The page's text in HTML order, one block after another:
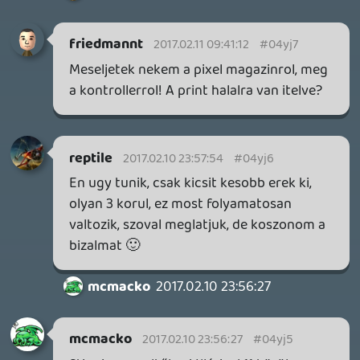
A Beast of Reincarnation premier árnyékában ezúttal
inkább a Premium előfizetők könyvtára növekedik majd
a következő néhány napban.
7
5 napja
IAN LIVINGSTONE - A VÉR-SZIGET LABIRINTUSA
2
DENSHATTACK! TESZT